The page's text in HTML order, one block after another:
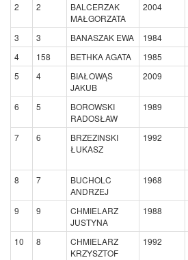
2
2
BALCERZAK
MAŁGORZATA
2004
3 3 BANASZAK EWA 1984
4
158 BETHKA AGATA 1985
5
4
BIAŁOWĄS
JAKUB
2009
6
5
BOROWSKI
RADOSŁAW
1989
7
6
BRZEZINSKI
ŁUKASZ
1992
8
7
BUCHOLC
ANDRZEJ
1968
9 9
CHMIELARZ
JUSTYNA
1988
10 8
CHMIELARZ
KRZYSZTOF
1992